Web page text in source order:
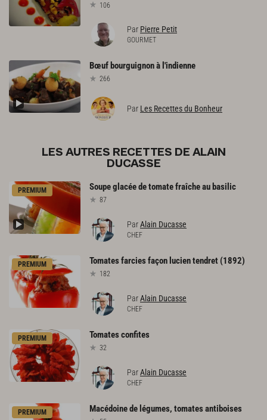
106
Par Pierre Petit
GOURMET
Bœuf bourguignonà l'indienne
266
Par Les Recettes du Bonheur
LES AUTRES RECETTES DE ALAIN
DUCASSE
PREMIUM Soupeglacéedetomatefraîcheau basilic
87
ParAlain Ducasse
CHEF
PREMIUM Tomatesfarciesfaçon lucientendret (1892)
182
ParAlain Ducasse
CHEF
PREMIUM Tomatesconfites
32
ParAlain Ducasse
CHEF
PREMIUM Macédoinede légumes, tomatesantiboises